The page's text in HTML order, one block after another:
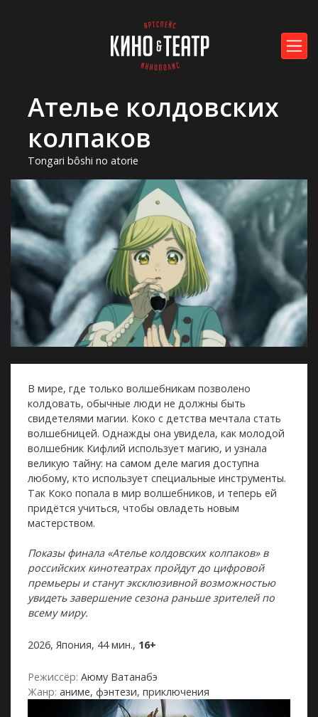
Ателье колдовских
колпаков
Tongari bôshi no atorie
В мире, где только волшебникам позволено
колдовать, обычные люди не должны быть
свидетелями магии. Коко с детства мечтала стать
волшебницей. Однажды она увидела, как молодой
волшебник Кифлий использует магию, и узнала
великую тайну: на самом деле магия доступна
любому, кто использует специальные инструменты.
Так Коко попала в мир волшебников, и теперь ей
придётся учиться, чтобы овладеть новым
мастерством.
Показы финала «Ателье колдовских колпаков» в
российских кинотеатрах пройдут до цифровой
премьеры и станут эксклюзивной возможностью
увидеть завершение сезона раньше зрителей по
всему миру.
2026, Япония, 44 мин., 16+
Режиссёр: Аюму Ватанабэ
Жанр: аниме, фэнтези, приключения